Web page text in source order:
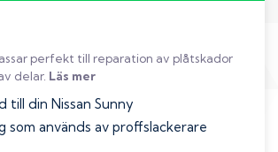
perfekt till reparation av plåtskador
delar. Läs mer
till din Nissan Sunny
som används av proffslackerare